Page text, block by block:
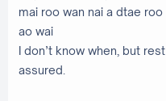
mai roo wan nai a dtae roo
ao wai
I don’t know when, but rest
assured.